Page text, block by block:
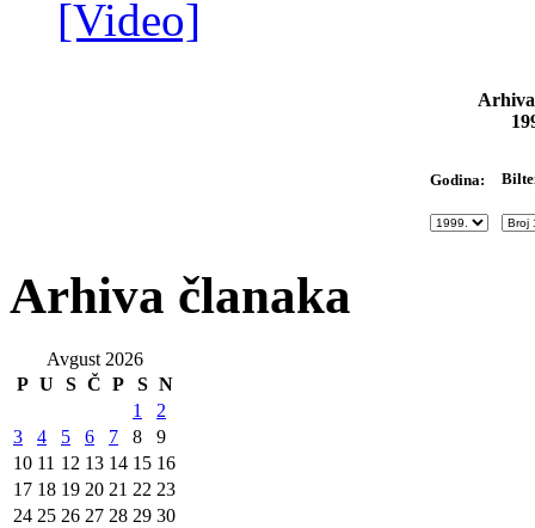
[Video]
Godina:
Arhiva članaka
Avgust 2026
P U S Č P S N
1
2
3
4 5 6 7 8
9
10 11 12 13 14 15 16
17 18 19 20 21 22 23
24 25 26 27 28 29 30